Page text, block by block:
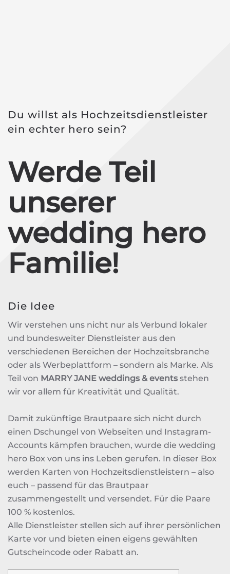
Du willst als Hochzeitsdienstleister
ein echter hero sein?
Werde Teil
unserer
wedding hero
Familie!
Die Idee
Wir verstehen uns nicht nur als Verbund lokaler
und bundesweiter Dienstleister aus den
verschiedenen Bereichen der Hochzeitsbranche
oder als Werbeplattform – sondern als Marke. Als
Teil von MARRY JANE weddings & events stehen
wir vor allem für Kreativität und Qualität.
Damit zukünftige Brautpaare sich nicht durch
einen Dschungel von Webseiten und Instagram-
Accounts kämpfen brauchen, wurde die wedding
hero Box von uns ins Leben gerufen. In dieser Box
werden Karten von Hochzeitsdienstleistern – also
euch – passend für das Brautpaar
zusammengestellt und versendet. Für die Paare
100 % kostenlos.
Alle Dienstleister stellen sich auf ihrer persönlichen
Karte vor und bieten einen eigens gewählten
Gutscheincode oder Rabatt an.